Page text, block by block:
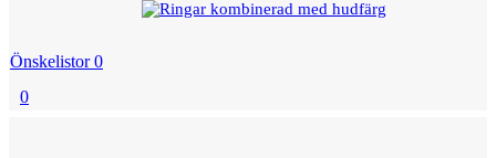
Önskelistor 0
0